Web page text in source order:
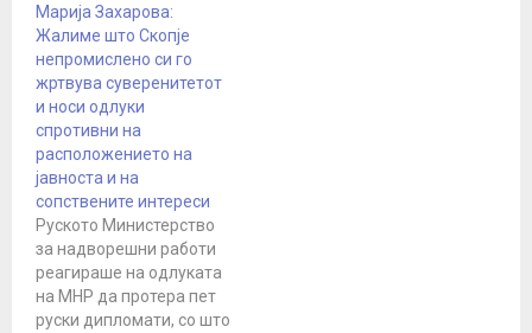
Марија Захарова:
Жалиме што Скопје
непромислено си го
жртвува суверенитетот
и носи одлуки
спротивни на
расположението на
јавноста и на
сопствените интереси
Руското Министерство
за надворешни работи
реагираше на одлуката
на МНР да протера пет
руски дипломати, со што